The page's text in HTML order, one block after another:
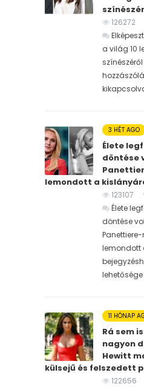
126272
a világ 10
3 HÉT AGO
Élete
döntése
lemondott a
123107
Élete
döntése
lemondott
11 HÓNAP
Rá sem
nagyon
Hewitt
külsejű és felszedett
122656